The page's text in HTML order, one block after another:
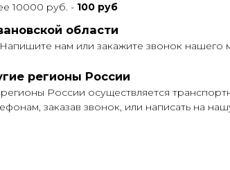
10000 руб. - 100 руб
области
нам или закажите звонок нашего
регионы России
регионы России осуществляется
заказав звонок, или написать на